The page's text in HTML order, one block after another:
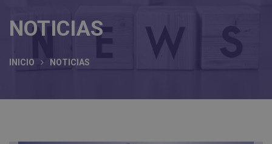
NOTICIAS
INICIO NOTICIAS